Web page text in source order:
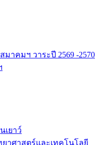
าคมฯ วาระปี 2569 -2570
เยาว์
าศาสตร์และเทคโนโลยี